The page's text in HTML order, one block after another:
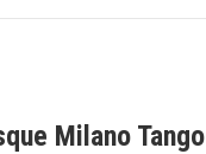
Milano Tango